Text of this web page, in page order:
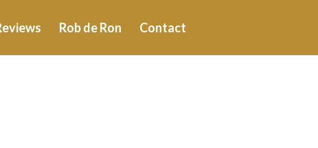
Rob de Ron Contact